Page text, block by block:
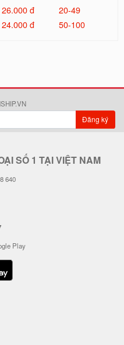
26.000 đ
20-49
24.000 đ
50-100
Ốp Lưng IMD Chống Sốc - Mẫu S
hin Chan
32.000 đ
24.000 đ